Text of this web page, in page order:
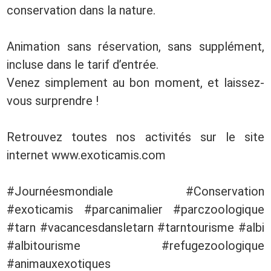
conservation dans la nature.
Animation sans réservation, sans supplément,
incluse dans le tarif d’entrée.
Venez simplement au bon moment, et laissez-
vous surprendre !
Retrouvez toutes nos activités sur le site
internet www.exoticamis.com
#Journéesmondiale #Conservation
#exoticamis #parcanimalier #parczoologique
#tarn #vacancesdansletarn #tarntourisme #albi
#albitourisme #refugezoologique
#animauxexotiques